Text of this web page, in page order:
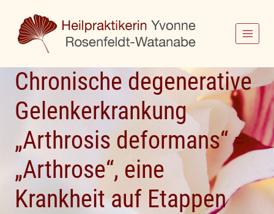
Inhalt
springen
Chronische degenerative
Gelenkerkrankung
„Arthrosis deformans“ =
„Arthrose“, eine
Krankheit auf Etappen